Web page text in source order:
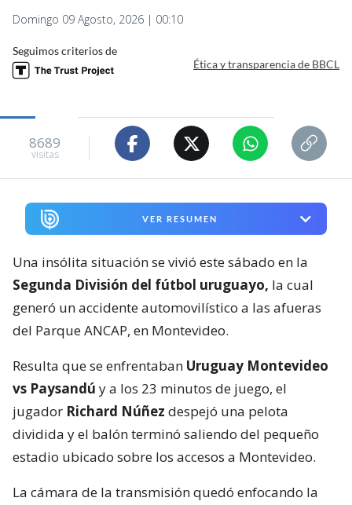
Domingo 09 Agosto, 2026 | 00:10
Seguimos criterios de
Ética y transparencia de BBCL
8689
visitas
VER RESUMEN
Una insólita situación se vivió este sábado en la
Segunda División del fútbol uruguayo, la cual
generó un accidente automovilístico a las afueras
del Parque ANCAP, en Montevideo.
Resulta que se enfrentaban Uruguay Montevideo
vs Paysandú y a los 23 minutos de juego, el
jugador Richard Núñez despejó una pelota
dividida y el balón terminó saliendo del pequeño
estadio ubicado sobre los accesos a Montevideo.
La cámara de la transmisión quedó enfocando la